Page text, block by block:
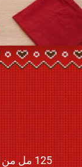
125 مل من الحليب أو كوب من الزبادي الطبيعي